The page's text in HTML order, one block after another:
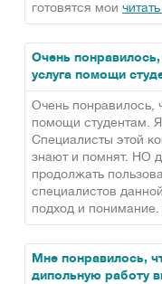
готовятся мои
Очень понравилось,
услуга помощи
Очень понравилось,
помощи студентам.
Специалисты этой
знают и помнят. НО
продолжать
специалистов
подход и понимание.
Мне понравилось,
дипольную работу